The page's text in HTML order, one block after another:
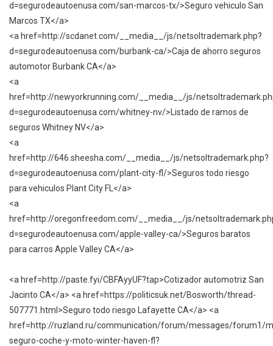
d=segurodeautoenusa.com/san-marcos-tx/>Seguro vehiculo San
Marcos TX</a>
<a href=http://scdanet.com/__media__/js/netsoltrademark.php?
d=segurodeautoenusa.com/burbank-ca/>Caja de ahorro seguros
automotor Burbank CA</a>
<a
href=http://newyorkrunning.com/__media__/js/
d=segurodeautoenusa.com/whitney-nv/>Listado de ramos de
seguros Whitney NV</a>
<a
href=http://646.sheesha.com/__media__/js/netsoltrademark.php?
d=segurodeautoenusa.com/plant-city-fl/>Seguros todo riesgo
para vehiculos Plant City FL</a>
<a
href=http://oregonfreedom.com/__media__/js/
d=segurodeautoenusa.com/apple-valley-ca/>Seguros baratos
para carros Apple Valley CA</a>
<a href=http://paste.fyi/CBFAyyUF?tap>Cotizador automotriz San
Jacinto CA</a> <a href=https://politicsuk.net/Bosworth/thread-
507771.html>Seguro todo riesgo Lafayette CA</a> <a
href=http://ruzland.ru/communication/forum/messages/forum1/
seguro-coche-y-moto-winter-haven-fl?